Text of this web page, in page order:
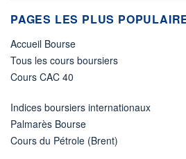
PAGES LES PLUS
Accueil Bourse
Tous les cours boursiers
Cours CAC 40
Indices boursiers internationaux
Palmarès Bourse
Cours du Pétrole (Brent)